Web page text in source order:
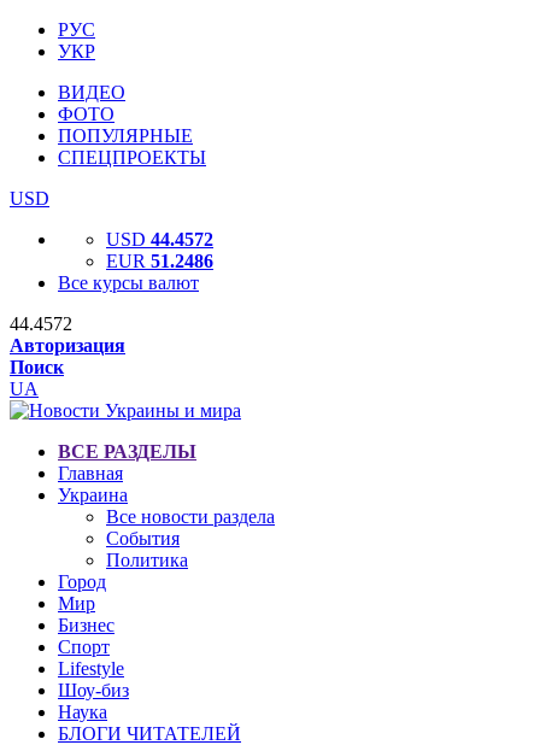
РУС
УКР
ВИДЕО
ФОТО
ПОПУЛЯРНЫЕ
СПЕЦПРОЕКТЫ
USD
USD 44.4572
EUR 51.2486
Все курсы валют
44.4572
Авторизация
Поиск
UA
ВСЕ РАЗДЕЛЫ
Главная
Украина
Все новости раздела
События
Политика
Город
Мир
Бизнес
Спорт
Lifestyle
Шоу-биз
Наука
БЛОГИ ЧИТАТЕЛЕЙ